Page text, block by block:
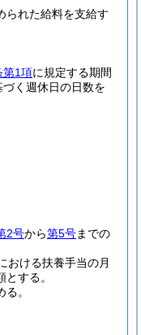
られた給料を支給す
第1項に規定する期間
く週休日の日数を
2号から第5号までの
おける扶養手当の月
する。
。